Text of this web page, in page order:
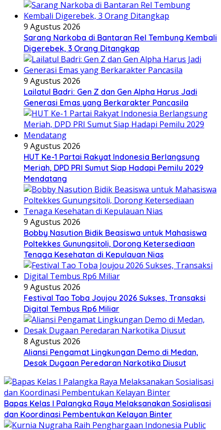
9 Agustus 2026
Sarang Narkoba di Bantaran Rel Tembung Kembali
Digerebek, 3 Orang Ditangkap
9 Agustus 2026
Lailatul Badri: Gen Z dan Gen Alpha Harus Jadi
Generasi Emas yang Berkarakter Pancasila
9 Agustus 2026
HUT Ke-1 Partai Rakyat Indonesia Berlangsung
Meriah, DPD PRI Sumut Siap Hadapi Pemilu 2029
Mendatang
9 Agustus 2026
Bobby Nasution Bidik Beasiswa untuk Mahasiswa
Poltekkes Gunungsitoli, Dorong Ketersediaan
Tenaga Kesehatan di Kepulauan Nias
9 Agustus 2026
Festival Tao Toba Joujou 2026 Sukses, Transaksi
Digital Tembus Rp6 Miliar
8 Agustus 2026
Aliansi Pengamat Lingkungan Demo di Medan,
Desak Dugaan Peredaran Narkotika Diusut
Bapas Kelas I Palangka Raya Melaksanakan Sosialisasi
dan Koordinasi Pembentukan Kelayan Binter